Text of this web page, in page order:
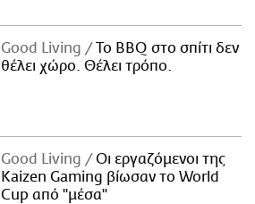
Good Living
Το BBQ στο σπίτι δεν
θέλει χώρο. Θέλει τρόπο.
Good Living
Οι εργαζόμενοι της
Kaizen Gaming βίωσαν το World
Cup από "μέσα"